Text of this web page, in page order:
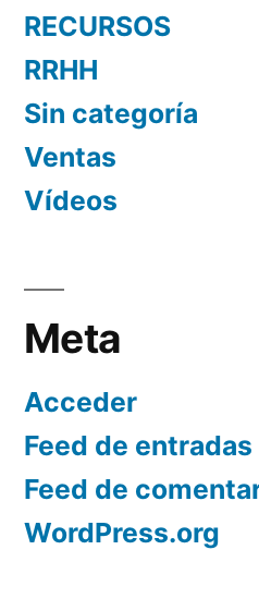
RECURSOS
RRHH
Sin categoría
Ventas
Vídeos
Meta
Acceder
Feed de entradas
Feed de
WordPress.org